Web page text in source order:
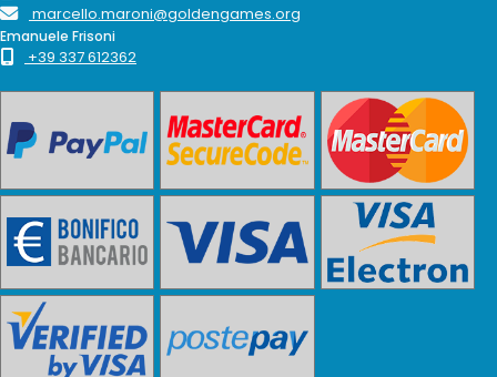
marcello.maroni@goldengames.org
Emanuele Frisoni
+39 337 612362